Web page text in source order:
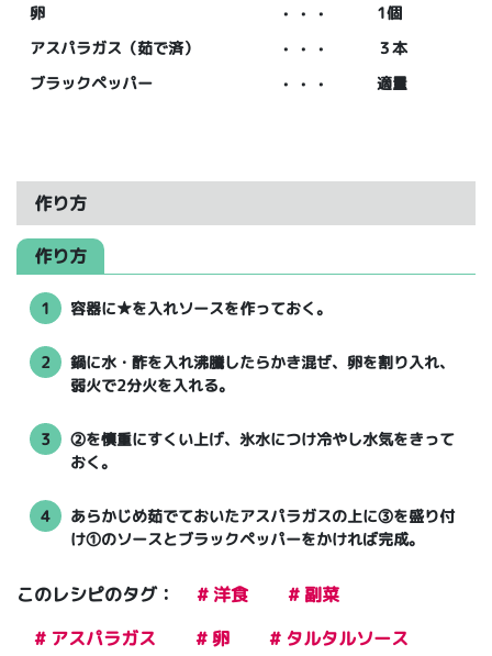
卵
・・・
1個
アスパラガス（茹で済）
・・・
３本
ブラックペッパー
・・・ 適量
作り方
作り方
1 容器に★を入れソースを作っておく。
2
鍋に水・酢を入れ沸騰したらかき混ぜ、卵を割り入れ、
弱火で2分火を入れる。
3
②を慎重にすくい上げ、氷水につけ冷やし水気をきって
おく。
4
あらかじめ茹でておいたアスパラガスの上に③を盛り付
け①のソースとブラックペッパーをかければ完成。
このレシピのタグ： # 洋食
# 副菜
# アスパラガス
# 卵
# タルタルソース